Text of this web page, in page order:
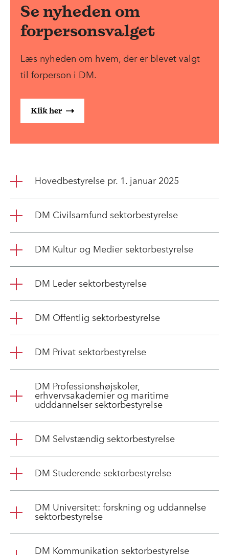
Se nyheden om
forpersonsvalget
Læs nyheden om hvem, der er blevet valgt
til forperson i DM.
Klik her
Hovedbestyrelse pr. 1. januar 2025
DM Civilsamfund sektorbestyrelse
DM Kultur og Medier sektorbestyrelse
DM Leder sektorbestyrelse
DM Offentlig sektorbestyrelse
DM Privat sektorbestyrelse
DM Professionshøjskoler,
erhvervsakademier og maritime
udddannelser sektorbestyrelse
DM Selvstændig sektorbestyrelse
DM Studerende sektorbestyrelse
DM Universitet: forskning og uddannelse
sektorbestyrelse
DM Kommunikation sektorbestyrelse